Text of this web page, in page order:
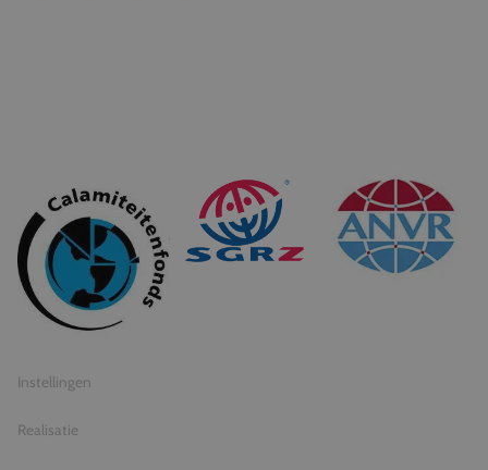
© 2026 Travel Inventive
Algemene voorwaarden
Privacy statement
Instellingen
Realisatie